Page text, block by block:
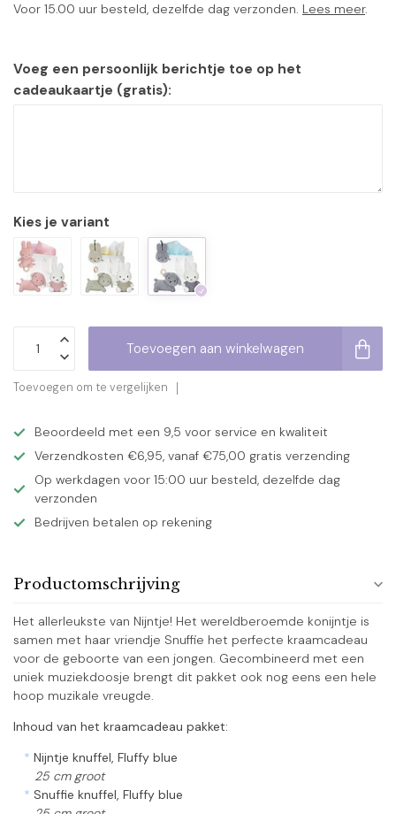
Voor 15.00 uur besteld, dezelfde dag verzonden. Lees meer.
Voeg een persoonlijk berichtje toe op het
cadeaukaartje (gratis):
Kies je variant
Toevoegen aan winkelwagen
Toevoegen om te vergelijken
Beoordeeld met een 9,5 voor service en kwaliteit
Verzendkosten €6,95, vanaf €75,00 gratis verzending
Op werkdagen voor 15:00 uur besteld, dezelfde dag
verzonden
Bedrijven betalen op rekening
Productomschrijving
Het allerleukste van Nijntje! Het wereldberoemde konijntje is
samen met haar vriendje Snuffie het perfecte kraamcadeau
voor de geboorte van een jongen. Gecombineerd met een
uniek muziekdoosje brengt dit pakket ook nog eens een hele
hoop muzikale vreugde.
Inhoud van het kraamcadeau pakket:
* Nijntje knuffel, Fluffy blue
25 cm groot
* Snuffie knuffel, Fluffy blue